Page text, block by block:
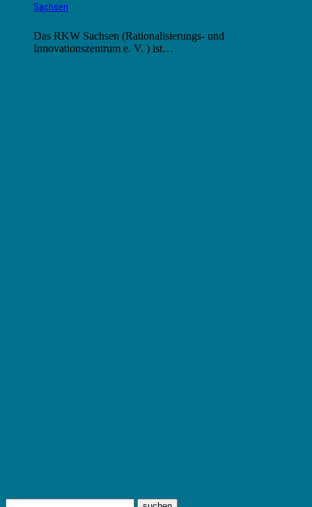
Sachsen
Das RKW Sachsen (Rationalisierungs- und
Innovationszentrum e. V. ) ist…